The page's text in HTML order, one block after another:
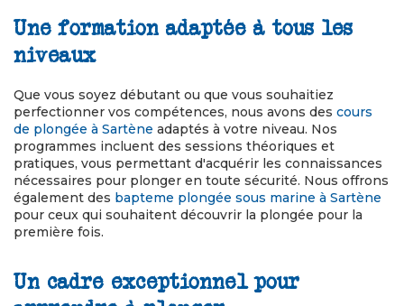
Une formation adaptée à tous les
niveaux
Que vous soyez débutant ou que vous souhaitiez
perfectionner vos compétences, nous avons des cours
de plongée à Sartène adaptés à votre niveau. Nos
programmes incluent des sessions théoriques et
pratiques, vous permettant d'acquérir les connaissances
nécessaires pour plonger en toute sécurité. Nous offrons
également des bapteme plongée sous marine à Sartène
pour ceux qui souhaitent découvrir la plongée pour la
première fois.
Un cadre exceptionnel pour